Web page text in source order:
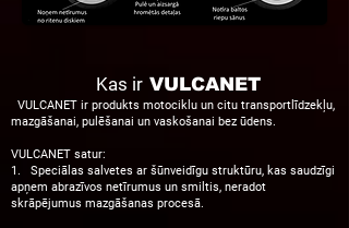
VULCANET ir produkts motociklu un citu transportlīdzekļu,
mazgāšanai, pulēšanai un vaskošanai bezūdens.
VULCANET satur:
1. Speciālas salvetes ar šūnveidīgu struktūru, kas saudzīgi
apņem abrazīvos netīrumus un smiltis, neradot
skrāpējumus mazgāšanas procesā.
Kas irVULCANET